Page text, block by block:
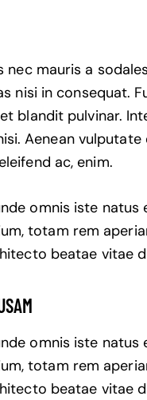
nec mauris a
nisi in consequat.
blandit pulvinar.
Aenean
ac, enim.
omnis iste
totam rem
beatae vitae
omnis iste
totam rem
beatae vitae